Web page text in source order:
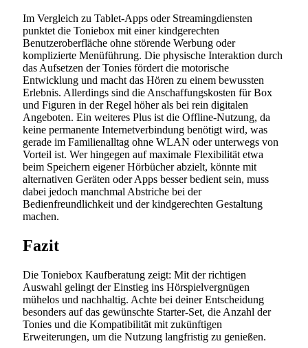
Im Vergleich zu Tablet-Apps oder Streamingdiensten
punktet die Toniebox mit einer kindgerechten
Benutzeroberfläche ohne störende Werbung oder
komplizierte Menüführung. Die physische Interaktion durch
das Aufsetzen der Tonies fördert die motorische
Entwicklung und macht das Hören zu einem bewussten
Erlebnis. Allerdings sind die Anschaffungskosten für Box
und Figuren in der Regel höher als bei rein digitalen
Angeboten. Ein weiteres Plus ist die Offline-Nutzung, da
keine permanente Internetverbindung benötigt wird, was
gerade im Familienalltag ohne WLAN oder unterwegs von
Vorteil ist. Wer hingegen auf maximale Flexibilität etwa
beim Speichern eigener Hörbücher abzielt, könnte mit
alternativen Geräten oder Apps besser bedient sein, muss
dabei jedoch manchmal Abstriche bei der
Bedienfreundlichkeit und der kindgerechten Gestaltung
machen.
Fazit
Die Toniebox Kaufberatung zeigt: Mit der richtigen
Auswahl gelingt der Einstieg ins Hörspielvergnügen
mühelos und nachhaltig. Achte bei deiner Entscheidung
besonders auf das gewünschte Starter-Set, die Anzahl der
Tonies und die Kompatibilität mit zukünftigen
Erweiterungen, um die Nutzung langfristig zu genießen.